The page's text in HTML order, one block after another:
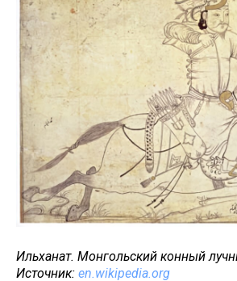
Ильханат. Монгольский конный
Источник: en.wikipedia.org